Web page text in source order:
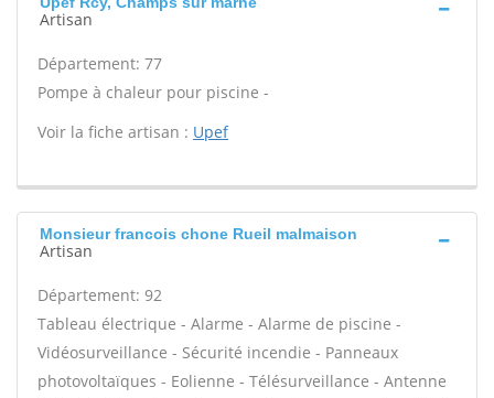
Artisan
Département: 77
Pompe à chaleur pour piscine -
Voir la fiche artisan : Upef
Monsieur francois chone Rueil malmaison
Artisan
Département: 92
Tableau électrique - Alarme - Alarme de piscine -
Vidéosurveillance - Sécurité incendie - Panneaux
photovoltaïques - Eolienne - Télésurveillance - Antenne